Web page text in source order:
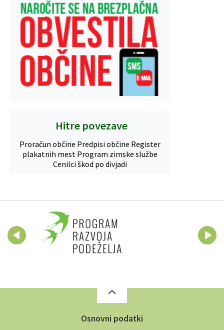
Hitre povezave
Proračun občine Predpisi občine Register
plakatnih mest Program zimske službe
Cenilci škod po divjadi
Osnovni podatki